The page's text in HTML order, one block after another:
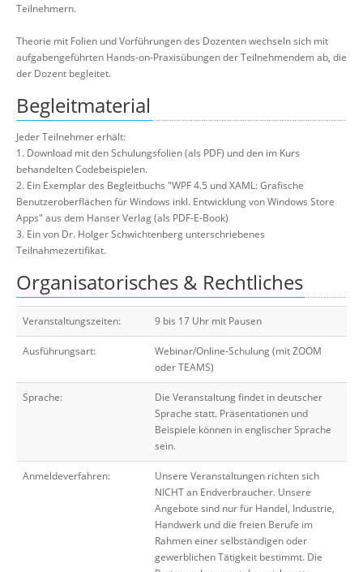
Teilnehmern.
Theorie mit Folien und Vorführungen des Dozenten wechseln sich mit
aufgabengeführten Hands-on-Praxisübungen der Teilnehmendem ab, die
der Dozent begleitet.
Begleitmaterial
Jeder Teilnehmer erhält:
1. Download mit den Schulungsfolien (als PDF) und den im Kurs
behandelten Codebeispielen.
2. Ein Exemplar des Begleitbuchs "WPF 4.5 und XAML: Grafische
Benutzeroberflächen für Windows inkl. Entwicklung von Windows Store
Apps" aus dem Hanser Verlag (als PDF-E-Book)
3. Ein von Dr. Holger Schwichtenberg unterschriebenes
Teilnahmezertifikat.
Organisatorisches & Rechtliches
Veranstaltungszeiten: 9 bis 17 Uhr mit Pausen
Ausführungsart:
Webinar/Online-Schulung (mit ZOOM
oder TEAMS)
Sprache:
Die Veranstaltung findet in deutscher
Sprache statt. Präsentationen und
Beispiele können in englischer Sprache
sein.
Anmeldeverfahren:
Unsere Veranstaltungen richten sich
NICHT an Endverbraucher. Unsere
Angebote sind nur für Handel, Industrie,
Handwerk und die freien Berufe im
Rahmen einer selbständigen oder
gewerblichen Tätigkeit bestimmt. Die